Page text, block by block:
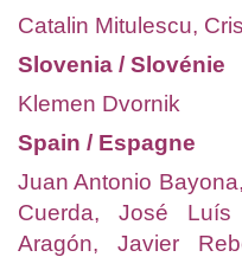
Catalin Mitulescu,
Slovenia / Slovénie
Klemen Dvornik
Spain / Espagne
Juan Antonio
Cuerda, José Luís
Aragón, Javier